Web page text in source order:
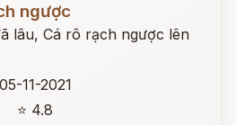
ngược
lâu, Cá rô rạch ngược lên
05-11-2021
⭐ 4.8